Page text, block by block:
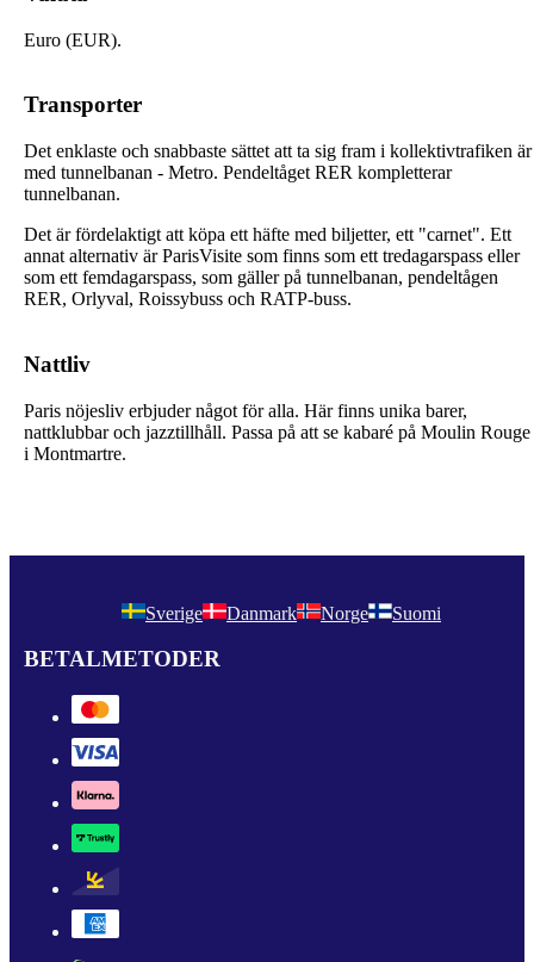
Euro (EUR).
Transporter
Det enklaste och snabbaste sättet att ta sig fram i kollektivtrafiken är
med tunnelbanan - Metro. Pendeltåget RER kompletterar
tunnelbanan.
Det är fördelaktigt att köpa ett häfte med biljetter, ett "carnet". Ett
annat alternativ är ParisVisite som finns som ett tredagarspass eller
som ett femdagarspass, som gäller på tunnelbanan, pendeltågen
RER, Orlyval, Roissybuss och RATP-buss.
Nattliv
Paris nöjesliv erbjuder något för alla. Här finns unika barer,
nattklubbar och jazztillhåll. Passa på att se kabaré på Moulin Rouge
i Montmartre.
Sverige Danmark Norge Suomi
BETALMETODER